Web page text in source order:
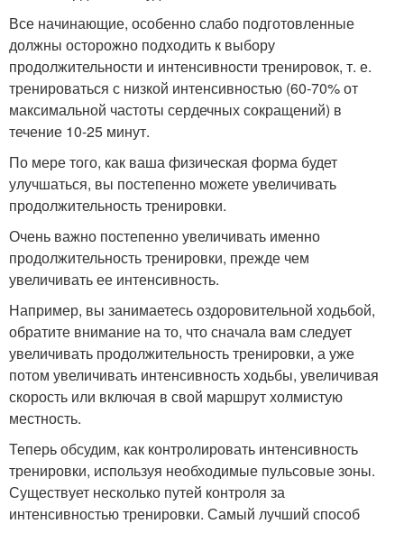
Все начинающие, особенно слабо подготовленные
должны осторожно подходить к выбору
продолжительности и интенсивности тренировок, т. е.
тренироваться с низкой интенсивностью (60-70% от
максимальной частоты сердечных сокращений) в
течение 10-25 минут.
По мере того, как ваша физическая форма будет
улучшаться, вы постепенно можете увеличивать
продолжительность тренировки.
Очень важно постепенно увеличивать именно
продолжительность тренировки, прежде чем
увеличивать ее интенсивность.
Например, вы занимаетесь оздоровительной ходьбой,
обратите внимание на то, что сначала вам следует
увеличивать продолжительность тренировки, а уже
потом увеличивать интенсивность ходьбы, увеличивая
скорость или включая в свой маршрут холмистую
местность.
Теперь обсудим, как контролировать интенсивность
тренировки, используя необходимые пульсовые зоны.
Существует несколько путей контроля за
интенсивностью тренировки. Самый лучший способ